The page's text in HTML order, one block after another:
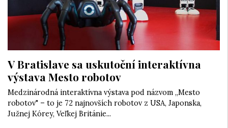
V Bratislave sa uskutoční interaktívna
výstava Mesto robotov
Medzinárodná interaktívna výstava pod názvom „Mesto
robotov" – to je 72 najnovších robotov z USA, Japonska,
Južnej Kórey, Veľkej Británie...